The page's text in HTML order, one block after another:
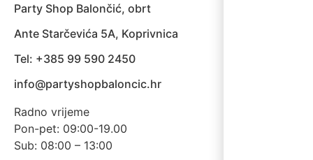
Party Shop Balončić, obrt
Ante Starčevića 5A, Koprivnica
Tel: +385 99 590 2450
info@partyshopbaloncic.hr
Radno vrijeme
Pon-pet: 09:00-19.00
Sub: 08:00 – 13:00